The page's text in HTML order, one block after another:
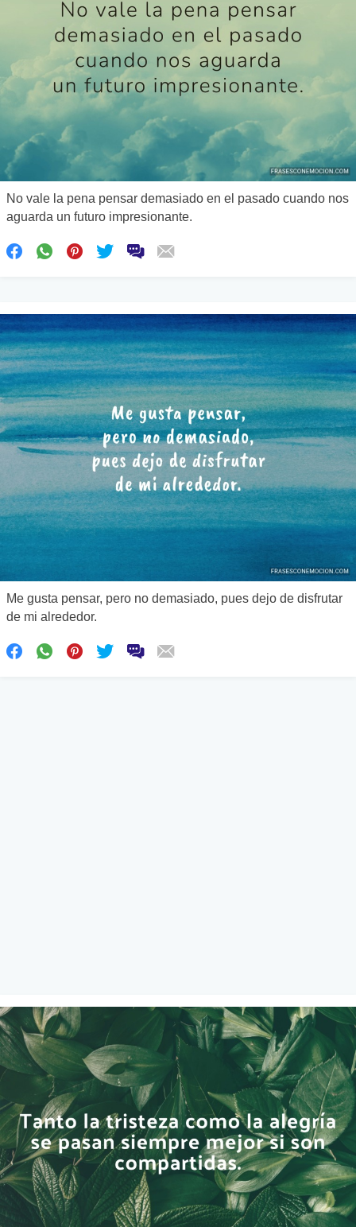
No vale la pena pensar demasiado en el pasado cuando nos
aguarda un futuro impresionante.
Me gusta pensar, pero no demasiado, pues dejo de disfrutar
de mi alrededor.